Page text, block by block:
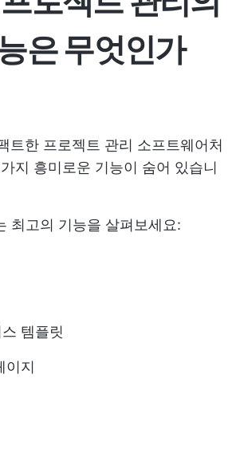
은 무엇인가
트한 프로젝트 관리 소프트웨어처
지 흥미로운 기능이 숨어 있습니
최고의 기능을 살펴보세요:
템플릿
이지